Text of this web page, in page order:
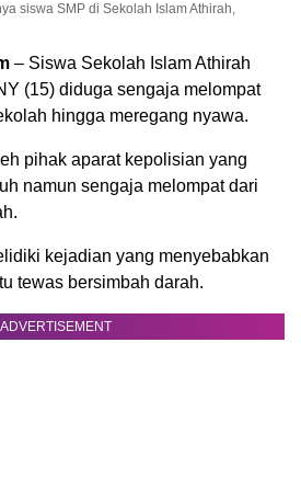
siswa SMP di Sekolah Islam Athirah,
– Siswa Sekolah Islam Athirah
(15) diduga sengaja melompat
hingga meregang nyawa.
pihak aparat kepolisian yang
namun sengaja melompat dari
kejadian yang menyebabkan
tewas bersimbah darah.
ADVERTISEMENT